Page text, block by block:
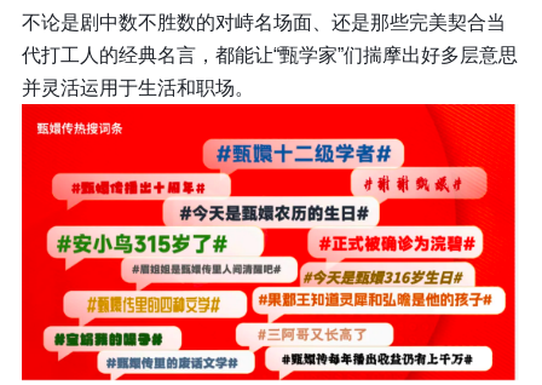
不论是剧中数不胜数的对峙名场面、还是那些完美契合当
代打工人的经典名言，都能让“甄学家”们揣摩出好多层意思
并灵活运用于生活和职场。